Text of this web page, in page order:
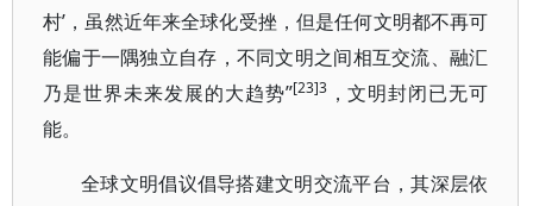
村’，虽然近年来全球化受挫，但是任何文明都不再可
能偏于一隅独立自存，不同文明之间相互交流、融汇
乃是世界未来发展的大趋势”[23]3，文明封闭已无可
能。
全球文明倡议倡导搭建文明交流平台，其深层依